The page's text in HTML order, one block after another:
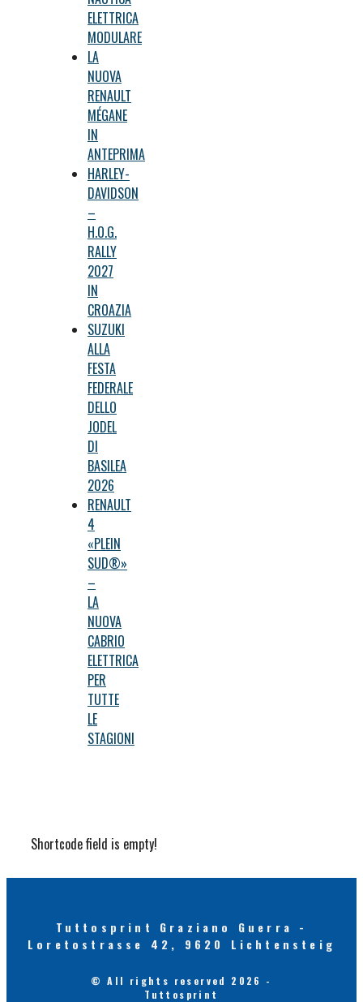
ELETTRICA
MODULARE
LA
NUOVA
RENAULT
MÉGANE
IN
ANTEPRIMA
HARLEY-
DAVIDSON
–
H.O.G.
RALLY
2027
IN
CROAZIA
SUZUKI
ALLA
FESTA
FEDERALE
DELLO
JODEL
DI
BASILEA
2026
RENAULT
4
«PLEIN
SUD®»
–
LA
NUOVA
CABRIO
ELETTRICA
PER
TUTTE
LE
STAGIONI
Shortcode field is empty!
Tuttosprint Graziano Guerra -
Loretostrasse 42, 9620 Lichtensteig
© All rights reserved 2026 -
Tuttosprint